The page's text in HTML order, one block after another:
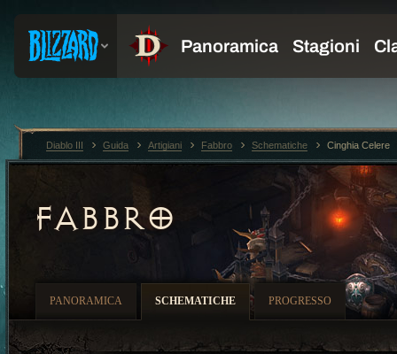
FABBRO
PANORAMICA SCHEMATICHE PROGRESSO
Diablo III Guida Artigiani Fabbro Schematiche Cinghia Celere